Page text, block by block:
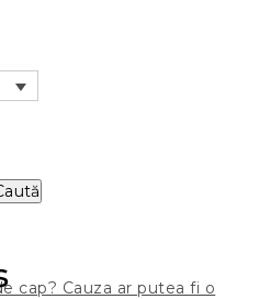
cap? Cauza ar putea fi o